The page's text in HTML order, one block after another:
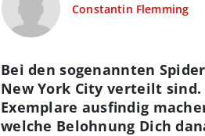
Constantin Flemming
Bei den sogenannten
New York City verteilt
Exemplare ausfindig
welche Belohnung Dich